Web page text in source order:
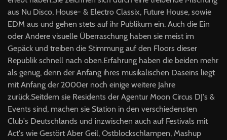
aus Nu Disco, House- & Electro Classix, Future House, sowie
EDM aus und gehen stets auf ihr Publikum ein. Auch die Ein
oder Andere visuelle Überraschung haben sie meist im
Gepäck und treiben die Stimmung auf den Floors dieser
Republik schnell nach oben.Erfahrung haben die beiden mehr
als genug, denn der Anfang ihres musikalischen Daseins liegt
mit Anfang der 2000er noch einige weitere Jahre
zurück.Seitdem sie Residents der Agentur Moon Circus DJ's &
Events sind, machen sie Station in den verschiedensten
Club's Deutschlands und inzwischen auch auf Festivals mit
Act's wie Gestört Aber Geil, Ostblockschlampen, Mashup